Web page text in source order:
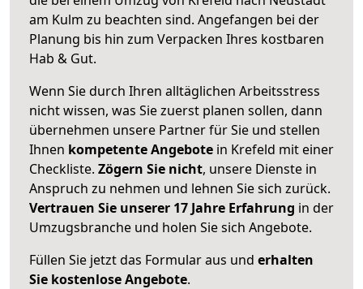
am Kulm zu beachten sind. Angefangen bei der
Planung bis hin zum Verpacken Ihres kostbaren
Hab & Gut.
Wenn Sie durch Ihren alltäglichen Arbeitsstress
nicht wissen, was Sie zuerst planen sollen, dann
übernehmen unsere Partner für Sie und stellen
Ihnen kompetente Angebote in Krefeld mit einer
Checkliste. Zögern Sie nicht, unsere Dienste in
Anspruch zu nehmen und lehnen Sie sich zurück.
Vertrauen Sie unserer 17 Jahre Erfahrung in der
Umzugsbranche und holen Sie sich Angebote.
Füllen Sie jetzt das Formular aus und erhalten
Sie kostenlose Angebote.